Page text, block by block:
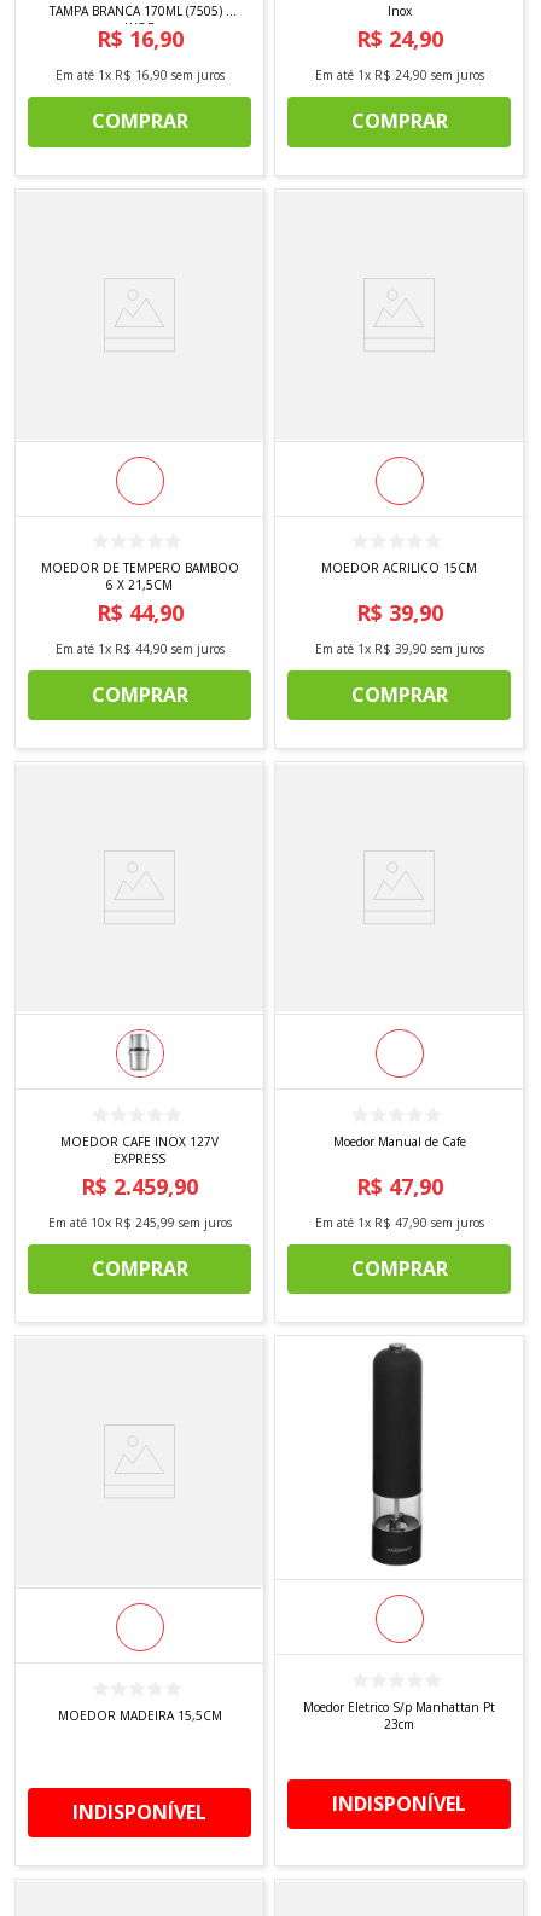
TAMPA BRANCA 170ML (7505) -
LYOR
R$ 16,90
Em até 1x R$ 16,90 sem juros
COMPRAR
Inox
R$ 24,90
Em até 1x R$ 24,90 sem juros
COMPRAR
MOEDOR DE TEMPERO BAMBOO
6 X 21,5CM
R$ 44,90
Em até 1x R$ 44,90 sem juros
COMPRAR
MOEDOR ACRILICO 15CM
R$ 39,90
Em até 1x R$ 39,90 sem juros
COMPRAR
MOEDOR CAFE INOX 127V
EXPRESS
R$ 2.459,90
Em até 10x R$ 245,99 sem juros
COMPRAR
Moedor Manual de Cafe
R$ 47,90
Em até 1x R$ 47,90 sem juros
COMPRAR
MOEDOR MADEIRA 15,5CM
INDISPONÍVEL
Moedor Eletrico S/p Manhattan Pt
23cm
INDISPONÍVEL